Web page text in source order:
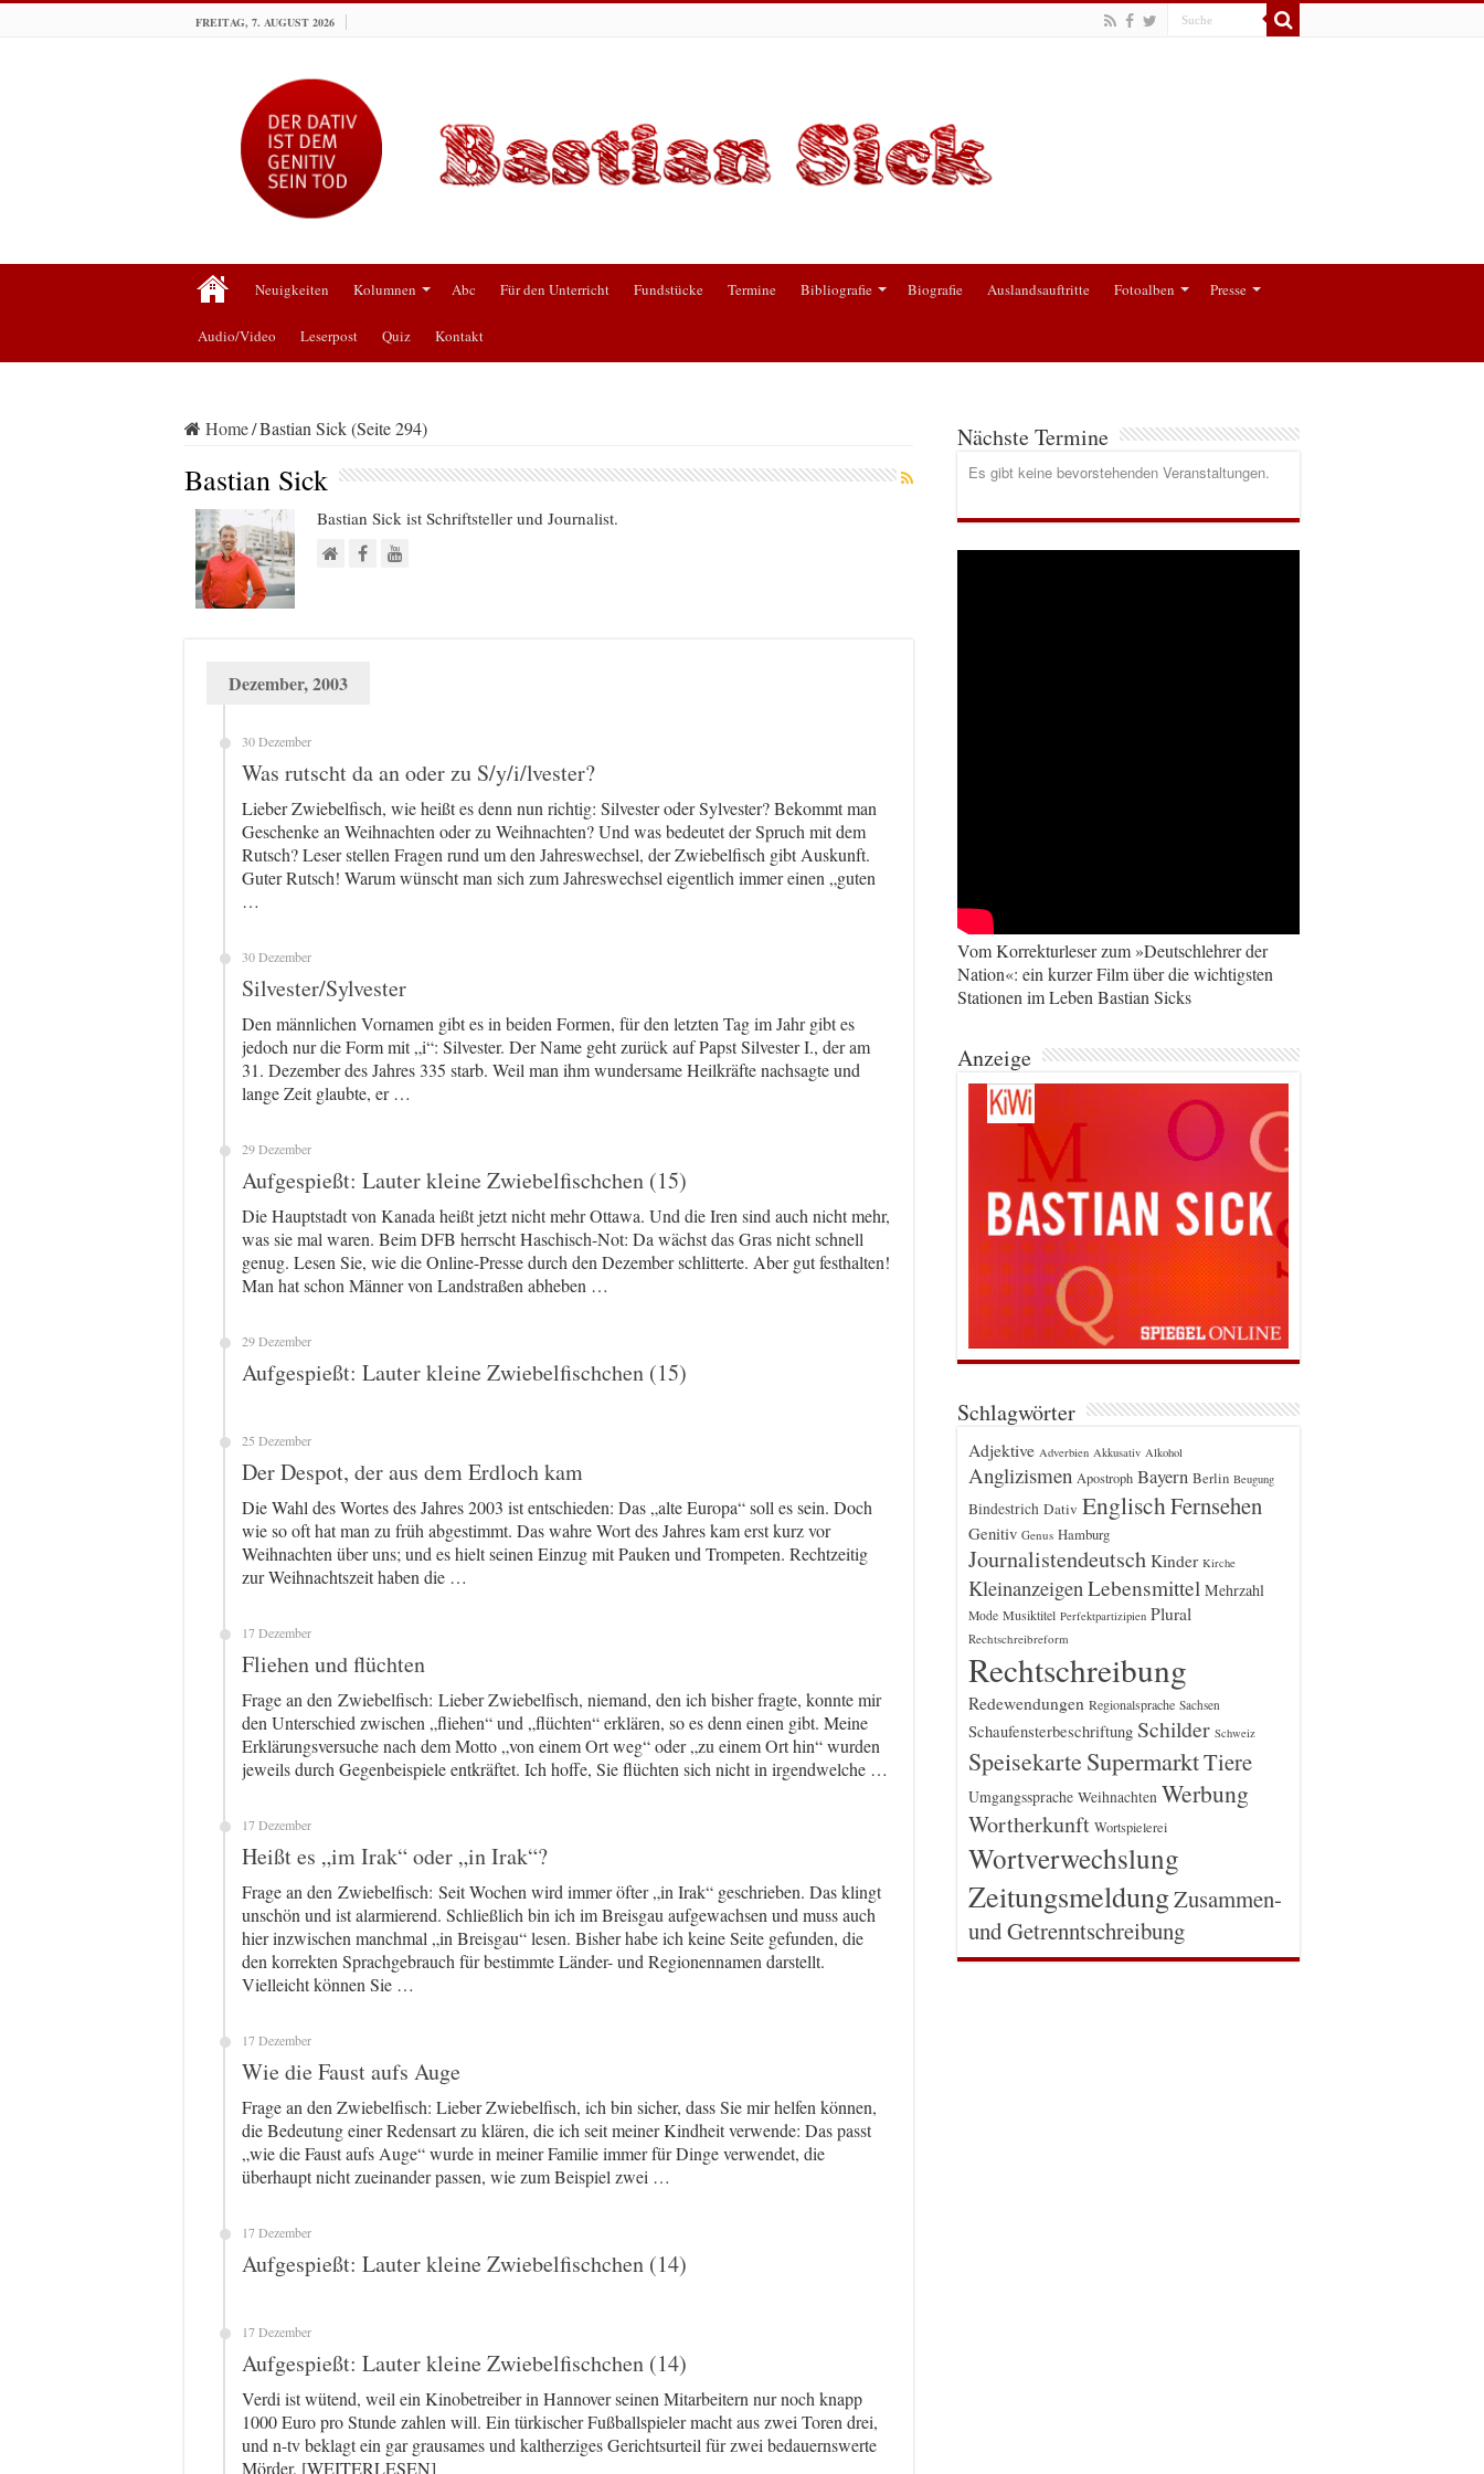
FREITAG, 7. AUGUST 2026
Neuigkeiten Kolumnen Abc Für den Unterricht Fundstücke Termine Bibliografie Biografie Auslandsauftritte Fotoalben Presse
Audio/Video Leserpost Quiz Kontakt
Home/Bastian Sick (Seite 294)
Bastian Sick
Bastian Sick ist Schriftsteller und Journalist.
Dezember, 2003
30 Dezember
Was rutscht da an oder zu S/y/i/lvester?
Lieber Zwiebelfisch, wie heißt es denn nun richtig: Silvester oder Sylvester? Bekommt man
Geschenke an Weihnachten oder zu Weihnachten? Und was bedeutet der Spruch mit dem
Rutsch? Leser stellen Fragen rund um den Jahreswechsel, der Zwiebelfisch gibt Auskunft.
Guter Rutsch! Warum wünscht man sich zum Jahreswechsel eigentlich immer einen „guten
…
30 Dezember
Silvester/Sylvester
Den männlichen Vornamen gibt es in beiden Formen, für den letzten Tag im Jahr gibt es
jedoch nur die Form mit „i“: Silvester. Der Name geht zurück auf Papst Silvester I., der am
31. Dezember des Jahres 335 starb. Weil man ihm wundersame Heilkräfte nachsagte und
lange Zeit glaubte, er …
29 Dezember
Aufgespießt: Lauter kleine Zwiebelfischchen (15)
Die Hauptstadt von Kanada heißt jetzt nicht mehr Ottawa. Und die Iren sind auch nicht mehr,
was sie mal waren. Beim DFB herrscht Haschisch-Not: Da wächst das Gras nicht schnell
genug. Lesen Sie, wie die Online-Presse durch den Dezember schlitterte. Aber gut festhalten!
Man hat schon Männer von Landstraßen abheben …
29 Dezember
Aufgespießt: Lauter kleine Zwiebelfischchen (15)
25 Dezember
Der Despot, der aus dem Erdloch kam
Die Wahl des Wortes des Jahres 2003 ist entschieden: Das „alte Europa“ soll es sein. Doch
wie so oft hat man zu früh abgestimmt. Das wahre Wort des Jahres kam erst kurz vor
Weihnachten über uns; und es hielt seinen Einzug mit Pauken und Trompeten. Rechtzeitig
zur Weihnachtszeit haben die …
17 Dezember
Fliehen und flüchten
Frage an den Zwiebelfisch: Lieber Zwiebelfisch, niemand, den ich bisher fragte, konnte mir
den Unterschied zwischen „fliehen“ und „flüchten“ erklären, so es denn einen gibt. Meine
Erklärungsversuche nach dem Motto „von einem Ort weg“ oder „zu einem Ort hin“ wurden
jeweils durch Gegenbeispiele entkräftet. Ich hoffe, Sie flüchten sich nicht in irgendwelche …
17 Dezember
Heißt es „im Irak“ oder „in Irak“?
Frage an den Zwiebelfisch: Seit Wochen wird immer öfter „in Irak“ geschrieben. Das klingt
unschön und ist alarmierend. Schließlich bin ich im Breisgau aufgewachsen und muss auch
hier inzwischen manchmal „in Breisgau“ lesen. Bisher habe ich keine Seite gefunden, die
den korrekten Sprachgebrauch für bestimmte Länder- und Regionennamen darstellt.
Vielleicht können Sie …
17 Dezember
Wie die Faust aufs Auge
Frage an den Zwiebelfisch: Lieber Zwiebelfisch, ich bin sicher, dass Sie mir helfen können,
die Bedeutung einer Redensart zu klären, die ich seit meiner Kindheit verwende: Das passt
„wie die Faust aufs Auge“ wurde in meiner Familie immer für Dinge verwendet, die
überhaupt nicht zueinander passen, wie zum Beispiel zwei …
17 Dezember
Aufgespießt: Lauter kleine Zwiebelfischchen (14)
17 Dezember
Aufgespießt: Lauter kleine Zwiebelfischchen (14)
Verdi ist wütend, weil ein Kinobetreiber in Hannover seinen Mitarbeitern nur noch knapp
1000 Euro pro Stunde zahlen will. Ein türkischer Fußballspieler macht aus zwei Toren drei,
und n-tv beklagt ein gar grausames und kaltherziges Gerichtsurteil für zwei bedauernswerte
Mörder. [WEITERLESEN]
Nächste Termine
Es gibt keine bevorstehenden Veranstaltungen.
Vom Korrekturleser zum »Deutschlehrer der
Nation«: ein kurzer Film über die wichtigsten
Stationen im Leben Bastian Sicks
Anzeige
Schlagwörter
Adjektive Adverbien Akkusativ Alkohol
Anglizismen Apostroph Bayern Berlin Beugung
Bindestrich Dativ EnglischFernsehen
Genitiv Genus Hamburg
Journalistendeutsch Kinder Kirche
Kleinanzeigen Lebensmittel Mehrzahl
Mode Musiktitel Perfektpartizipien Plural
Rechtschreibreform
Rechtschreibung
Redewendungen Regionalsprache Sachsen
Schaufensterbeschriftung Schilder Schweiz
Speisekarte SupermarktTiere
Umgangssprache Weihnachten Werbung
Wortherkunft Wortspielerei
Wortverwechslung
ZeitungsmeldungZusammen-
und Getrenntschreibung